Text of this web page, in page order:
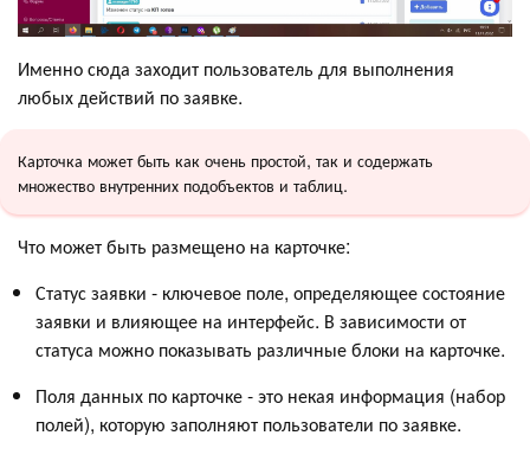
Именно сюда заходит пользователь для выполнения
любых действий по заявке.
Карточка может быть как очень простой, так и содержать
множество внутренних подобъектов и таблиц.
Что может быть размещено на карточке:
Статус заявки - ключевое поле, определяющее состояние
заявки и влияющее на интерфейс. В зависимости от
статуса можно показывать различные блоки на карточке.
Поля данных по карточке - это некая информация (набор
полей), которую заполняют пользователи по заявке.